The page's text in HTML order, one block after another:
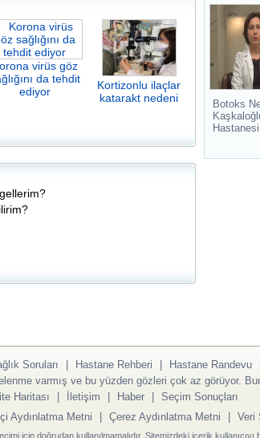
virüs göz
da tehdit
ediyor
Kortizonlu ilaçlar
katarakt nedeni
Botoks
Hastanesi
Soruları | Hastane Rehberi | Hastane Randevu
varmış ve bu yüzden gözleri çok az görüyor.
Haritası | İletişim | Haber | Seçim Sonuçları
Aydınlatma Metni | Çerez Aydınlatma Metni | Veri
için doğrudan kullanılmamalıdır. Sitemizdeki içerik kullanıcıyı